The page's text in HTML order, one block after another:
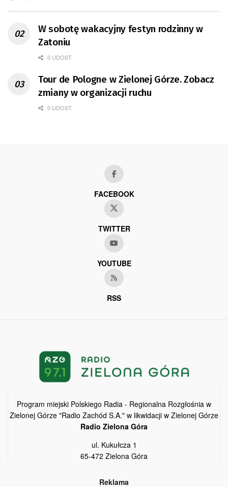
W sobotę wakacyjny festyn rodzinny w
Zatoniu
0 UDOST.
Tour de Pologne w Zielonej Górze. Zobacz
zmiany w organizacji ruchu
0 UDOST.
FACEBOOK
TWITTER
YOUTUBE
RSS
Program miejski Polskiego Radia - Regionalna Rozgłośnia w
Zielonej Górze "Radio Zachód S.A." w likwidacji w Zielonej Górze
Radio Zielona Góra
ul. Kukułcza 1
65-472 Zielona Góra
Reklama